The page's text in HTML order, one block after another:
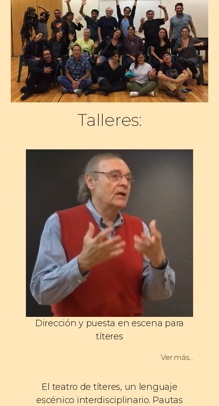
Talleres:
Dirección y puesta en escena para
títeres
Ver más…
El teatro de títeres, un lenguaje
escénico interdisciplinario. Pautas